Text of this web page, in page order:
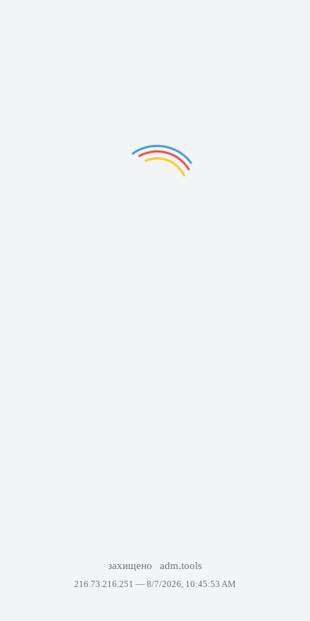
захищено adm.tools
216.73.216.251 — 8/7/2026, 10:45:53 AM